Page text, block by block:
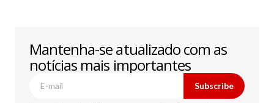
Mantenha-se atualizado com as
notícias mais importantes
Subscribe